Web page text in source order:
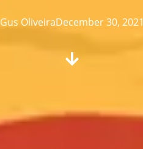
Gus OliveiraDecember 30, 2021